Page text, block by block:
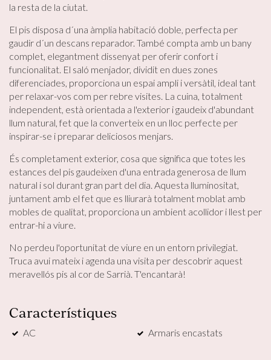
la resta de la ciutat.
El pis disposa d´una àmplia habitació doble, perfecta per
gaudir d´un descans reparador. També compta amb un bany
complet, elegantment dissenyat per oferir confort i
funcionalitat. El saló menjador, dividit en dues zones
diferenciades, proporciona un espai ampli i versàtil, ideal tant
per relaxar-vos com per rebre visites. La cuina, totalment
independent, està orientada a l'exterior i gaudeix d'abundant
llum natural, fet que la converteix en un lloc perfecte per
inspirar-se i preparar deliciosos menjars.
És completament exterior, cosa que significa que totes les
estances del pis gaudeixen d'una entrada generosa de llum
natural i sol durant gran part del dia. Aquesta lluminositat,
juntament amb el fet que es lliurarà totalment moblat amb
mobles de qualitat, proporciona un ambient acollidor i llest per
entrar-hi a viure.
No perdeu l'oportunitat de viure en un entorn privilegiat.
Truca avui mateix i agenda una visita per descobrir aquest
meravellós pis al cor de Sarrià. T'encantarà!
Característiques
AC Armaris encastats
Modificar cookies
Aquest lloc web utilitza cookies pròpies per recopilar
informació amb la finalitat de millorar els nostres serveis.
Si continua navegant, suposa l'acceptació de la instal·lació
instal·lades al disc dur, encara que haurà de tenir en
compte que aquesta acció podrà ocasionar dificultats de
navegació de la pàgina web.